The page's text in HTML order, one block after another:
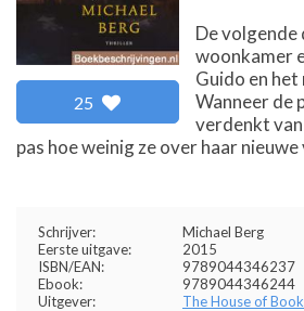
25
De volgende
woonkamer
Guido en
Wanneer de
verdenkt
pas hoe weinig ze over haar
Schrijver:
Michael Berg
Eerste uitgave:
2015
ISBN/EAN:
9789044346237
Ebook:
9789044346244
Uitgever:
The House of